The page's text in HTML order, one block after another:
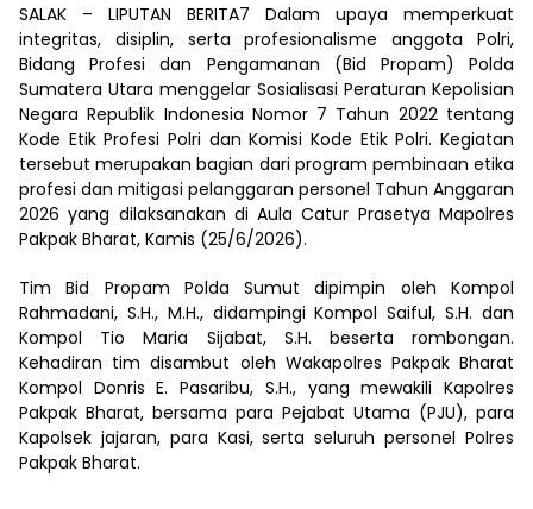
SALAK – LIPUTAN BERITA7 Dalam upaya memperkuat
integritas, disiplin, serta profesionalisme anggota Polri,
Bidang Profesi dan Pengamanan (Bid Propam) Polda
Sumatera Utara menggelar Sosialisasi Peraturan Kepolisian
Negara Republik Indonesia Nomor 7 Tahun 2022 tentang
Kode Etik Profesi Polri dan Komisi Kode Etik Polri. Kegiatan
tersebut merupakan bagian dari program pembinaan etika
profesi dan mitigasi pelanggaran personel Tahun Anggaran
2026 yang dilaksanakan di Aula Catur Prasetya Mapolres
Pakpak Bharat, Kamis (25/6/2026).
Tim Bid Propam Polda Sumut dipimpin oleh Kompol
Rahmadani, S.H., M.H., didampingi Kompol Saiful, S.H. dan
Kompol Tio Maria Sijabat, S.H. beserta rombongan.
Kehadiran tim disambut oleh Wakapolres Pakpak Bharat
Kompol Donris E. Pasaribu, S.H., yang mewakili Kapolres
Pakpak Bharat, bersama para Pejabat Utama (PJU), para
Kapolsek jajaran, para Kasi, serta seluruh personel Polres
Pakpak Bharat.